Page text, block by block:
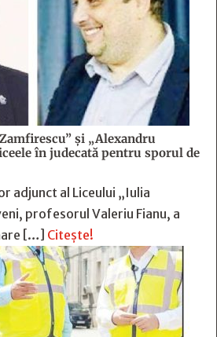
și „Alexandru
în judecată pentru sporul de
adjunct al Liceului „Iulia
profesorul Valeriu Fianu, a
[…] Citește!